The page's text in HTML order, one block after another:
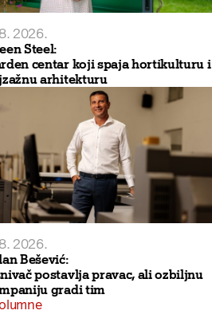
2026.
Steel:
centar koji spaja hortikulturu i
arhitekturu
2026.
Bešević:
postavlja pravac, ali ozbiljnu
gradi tim